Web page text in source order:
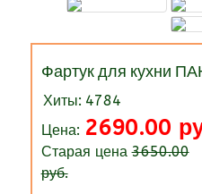
Фартук для кухни
Хиты: 4784
Цена: 2690.00
Старая цена3650.00
руб.